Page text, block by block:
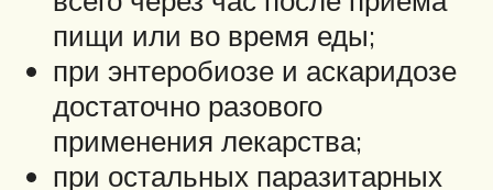
пищи или во время еды;
при энтеробиозе и аскаридозе
достаточно разового
применения лекарства;
при остальных паразитарных